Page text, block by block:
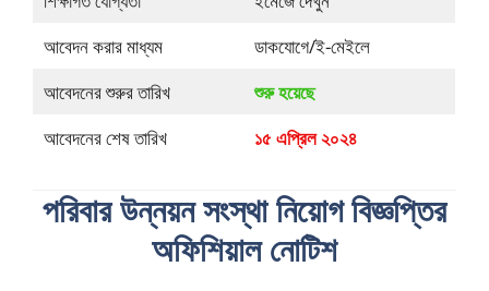
আবেদন করার মাধ্যম
ডাকযোগে/ই-মেইলে
আবেদনের শুরুর তারিখ
শুরু হয়েছে
আবেদনের শেষ তারিখ
১৫ এপ্রিল ২০২৪
পরিবার উন্নয়ন সংস্থা নিয়োগ বিজ্ঞপ্তির
অফিশিয়াল নোটিশ